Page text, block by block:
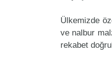
Ülkemizde
ve nalbur
rekabet